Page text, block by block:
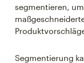
segmentieren,
Segmentierung